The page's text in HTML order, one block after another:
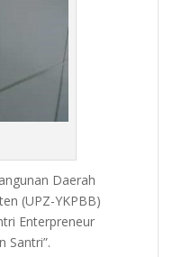
Daerah
(UPZ-YKPBB)
Enterpreneur
Santri”.